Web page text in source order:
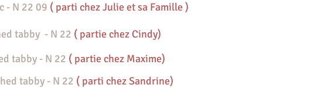
- N 22 09 ( parti chez Julie et sa Famille )
tabby - N 22 ( partie chez Cindy)
tabby - N 22 ( partie chez Maxime)
tabby - N 22 ( parti chez Sandrine)